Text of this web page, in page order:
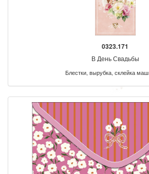
0323.171
В День Свадьбы
Блестки, вырубка, склейка